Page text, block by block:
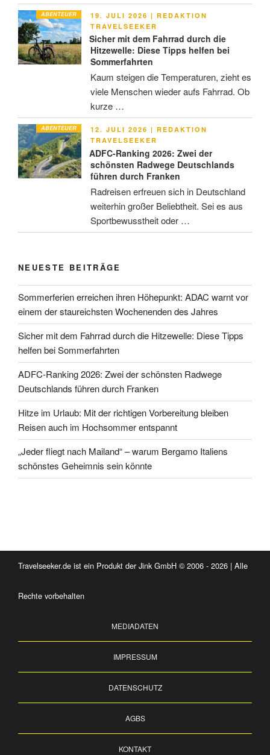
ABENTEUER
VERÖFFENTLICHT
AM
19. JULI 2026 | REDAKTION
TRAVELSEEKER
Sicher mit dem Fahrrad durch die
Hitzewelle: Diese Tipps helfen bei
Sommerfahrten
Kaum steigen die Temperaturen, zieht es
viele Menschen wieder aufs Fahrrad. Ob
kurze …
ABENTEUER
VERÖFFENTLICHT
AM
12. JULI 2026 | REDAKTION
TRAVELSEEKER
ADFC-Ranking 2026: Zwei der
schönsten Radwege Deutschlands
führen durch Franken
Radreisen erfreuen sich in Deutschland
weiterhin großer Beliebtheit. Sei es aus
Sportbewusstheit oder …
NEUESTE BEITRÄGE
Sommerferien erreichen ihren Höhepunkt: ADAC warnt vor
einem der staureichsten Wochenenden des Jahres
Sicher mit dem Fahrrad durch die Hitzewelle: Diese Tipps
helfen bei Sommerfahrten
ADFC-Ranking 2026: Zwei der schönsten Radwege
Deutschlands führen durch Franken
Hitze im Urlaub: Mit der richtigen Vorbereitung bleiben
Reisen auch im Hochsommer entspannt
„Jeder fliegt nach Mailand“ – warum Bergamo Italiens
schönstes Geheimnis sein könnte
Travelseeker.de ist ein Produkt der Jink GmbH © 2006 - 2026 | Alle
Rechte vorbehalten
MEDIADATEN
IMPRESSUM
DATENSCHUTZ
AGBS
KONTAKT